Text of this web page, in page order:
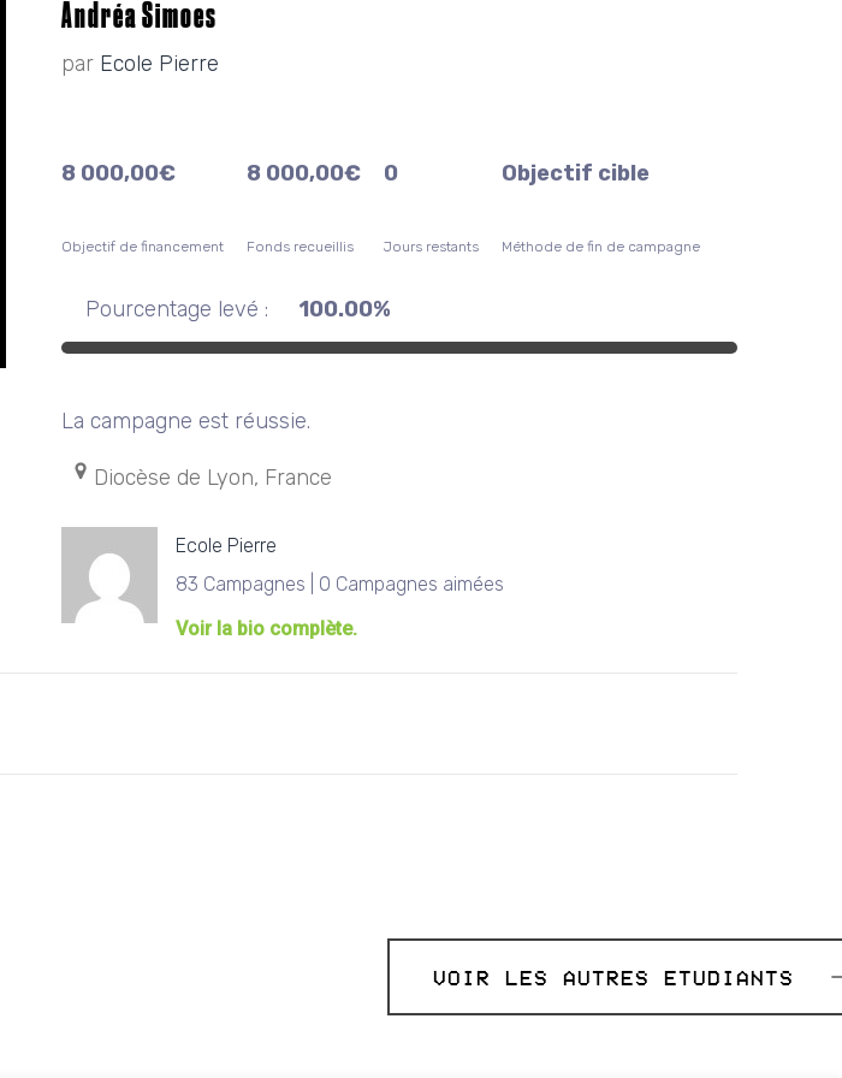
Andréa Simoes
par Ecole Pierre
8 000,00€
Objectif de financement
8 000,00€
Fonds recueillis
0
Jours restants
Objectif cible
Méthode de fin de campagne
Pourcentage levé : 100.00%
La campagne est réussie.
Diocèse de Lyon, France
Ecole Pierre
83 Campagnes | 0 Campagnes aimées
Voir la bio complète.
VOIR LES AUTRES ETUDIANTS